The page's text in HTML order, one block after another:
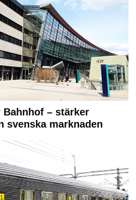
– stärker
svenska marknaden